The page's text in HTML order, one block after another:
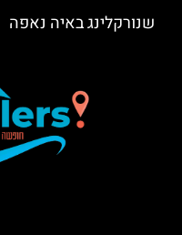
שנורקלינג באיה נאפה